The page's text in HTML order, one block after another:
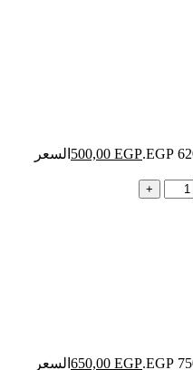
500,00 EGP
السعر
650,00 EGP السعر